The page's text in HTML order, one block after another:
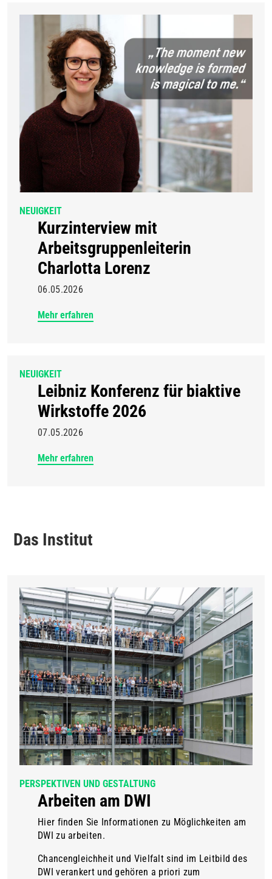
NEUIGKEIT
Kurzinterview mit
Arbeitsgruppenleiterin
Charlotta Lorenz
06.05.2026
Mehr erfahren
NEUIGKEIT
Leibniz Konferenz für biaktive
Wirkstoffe 2026
07.05.2026
Mehr erfahren
Das Institut
PERSPEKTIVEN UND GESTALTUNG
Arbeiten am DWI
Hier finden Sie Informationen zu Möglichkeiten am
DWI zu arbeiten.
Chancengleichheit und Vielfalt sind im Leitbild des
DWI verankert und gehören a priori zum